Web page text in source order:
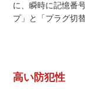
に、瞬時に記憶番
プ」と「プラグ切
高い防犯性